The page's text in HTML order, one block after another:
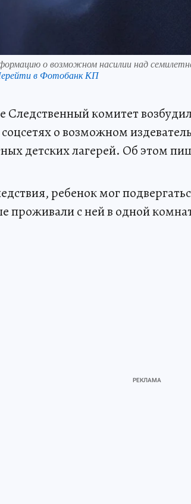
о возможном насилии над
в Фотобанк КП
Следственный комитет
о возможном
детских лагерей. Об этом
ребенок мог
проживали с ней в одной